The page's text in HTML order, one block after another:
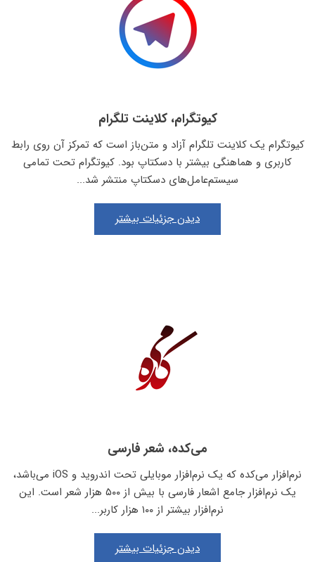
کیوتگرام، کلاینت تلگرام
کیوتگرام یک کلاینت تلگرام آزاد و متن‌باز است که تمرکز آن روی رابط
کاربری و هماهنگی بیشتر با دسکتاپ بود. کیوتگرام تحت تمامی
سیستم‌عامل‌های دسکتاپ منتشر شد...
دیدن جزئیات بیشتر
می‌کده، شعر فارسی
نرم‌افزار می‌کده که یک نرم‌افزار موبایلی تحت اندروید و iOS می‌باشد،
یک نرم‌افزار جامع اشعار فارسی با بیش از ۵۰۰ هزار شعر است. این
نرم‌افزار بیشتر از ۱۰۰ هزار کاربر...
دیدن جزئیات بیشتر